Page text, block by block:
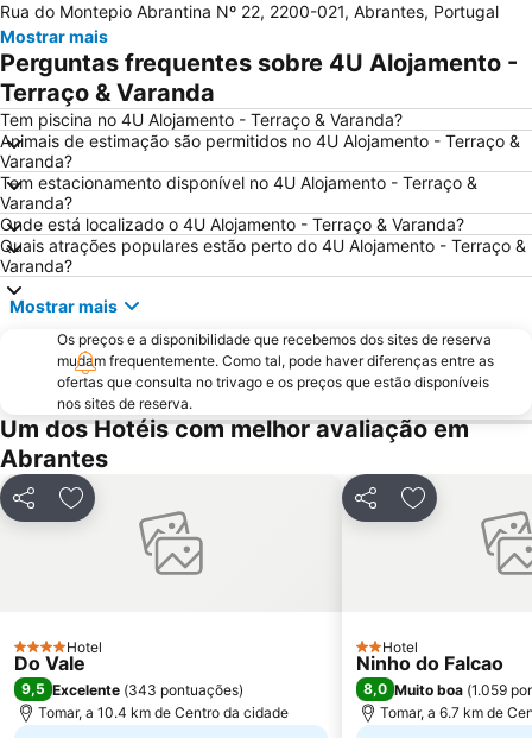
Parque Aquático de Galveias
Castelo de Almourol
Praia Fluvial Pego das Cancelas
Estação Rodoviária de Fátima
Castelo de Amieira - Nisa
Estação do Fratel
Praia Fluvial Fragas de São Simão
Estação de Caminhos de Ferro do Entroncamento
Praça de Touros de Almeirim
Monumento ao Peregrino em Fátima
Estação de Caminhos de Ferro de Santarém
Pia do Urso
Fluvial de Ortiga
Complexo Desportivo Municipal de Tomar
Portas do Sol e o Núcleo Alcáçova
Praia Fluvial Ribeira Grande
Scalabisport
Parque Aquático de Mira de Aire
Praia Fluvial do Carvoeiro
Fluvial da Fróia
Estação de Caminhos de Ferro de Tomar
Aldeia do Arripiado
Água Formosa
Praça de Touros Monumental Celestino Graça
Igreja Paroquial de Santa Catarina da Serra
Grutas da Moeda
Apeadeiro de Fátima
Rua do Montepio Abrantina Nº 22, 2200-021, Abrantes, Portugal
Mostrar mais
Perguntas frequentes sobre 4U Alojamento -
Terraço & Varanda
Tem piscina no 4U Alojamento - Terraço & Varanda?
Animais de estimação são permitidos no 4U Alojamento - Terraço &
Varanda?
Tem estacionamento disponível no 4U Alojamento - Terraço &
Varanda?
Onde está localizado o 4U Alojamento - Terraço & Varanda?
Quais atrações populares estão perto do 4U Alojamento - Terraço &
Varanda?
Mostrar mais
Os preços e a disponibilidade que recebemos dos sites de reserva
mudam frequentemente. Como tal, pode haver diferenças entre as
ofertas que consulta no trivago e os preços que estão disponíveis
nos sites de reserva.
Um dos Hotéis com melhor avaliação em
Abrantes
PartilharAdicionar aos favoritos
4 Estrelas
Hotel
Do Vale
9,5 Excelente (343 pontuações)
Tomar, a 10.4 km de Centro da cidade
PartilharAdicionar
2 Estrelas
Hotel
Ninho do Falcao
8,0 Muito boa (1.059
Tomar, a 6.7 km de